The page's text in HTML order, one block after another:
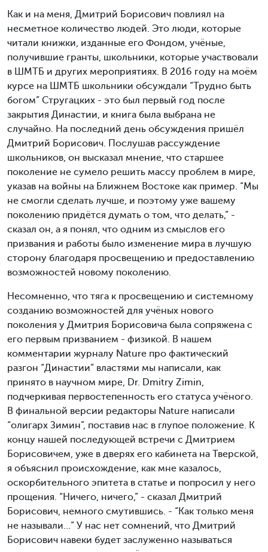
Как и на меня, Дмитрий Борисович повлиял на
несметное количество людей. Это люди, которые
читали книжки, изданные его Фондом, учёные,
получившие гранты, школьники, которые участвовали
в ШМТБ и других мероприятиях. В 2016 году на моём
курсе на ШМТБ школьники обсуждали “Трудно быть
богом” Стругацких - это был первый год после
закрытия Династии, и книга была выбрана не
случайно. На последний день обсуждения пришёл
Дмитрий Борисович. Послушав рассуждение
школьников, он высказал мнение, что старшее
поколение не сумело решить массу проблем в мире,
указав на войны на Ближнем Востоке как пример. “Мы
не смогли сделать лучше, и поэтому уже вашему
поколению придётся думать о том, что делать,” -
сказал он, а я понял, что одним из смыслов его
призвания и работы было изменение мира в лучшую
сторону благодаря просвещению и предоставлению
возможностей новому поколению.
Несомненно, что тяга к просвещению и системному
созданию возможностей для учёных нового
поколения у Дмитрия Борисовича была сопряжена с
его первым призванием - физикой. В нашем
комментарии журналу Nature про фактический
разгон “Династии” властями мы написали, как
принято в научном мире, Dr. Dmitry Zimin,
подчеркивая первостепенность его статуса учёного.
В финальной версии редакторы Nature написали
“олигарх Зимин”, поставив нас в глупое положение. К
концу нашей последующей встречи с Дмитрием
Борисовичем, уже в дверях его кабинета на Тверской,
я объяснил происхождение, как мне казалось,
оскорбительного эпитета в статье и попросил у него
прощения. “Ничего, ничего,” - сказал Дмитрий
Борисович, немного смутившись. - “Как только меня
не называли…” У нас нет сомнений, что Дмитрий
Борисович навеки будет заслуженно называться